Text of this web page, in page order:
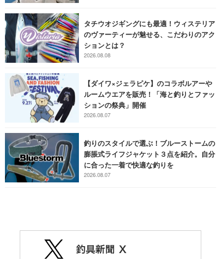
タチウオジギングにも最適！ウィステリア
のヴァーティーが魅せる、こだわりのアク
ションとは？
2026.08.08
【ダイワ×ジェラピケ】のコラボルアーや
ルームウエアを販売！「海と釣りとファッ
ションの祭典」開催
2026.08.07
釣りのスタイルで選ぶ！ブルーストームの
膨脹式ライフジャケット３点を紹介。自分
に合った一着で快適な釣りを
2026.08.07